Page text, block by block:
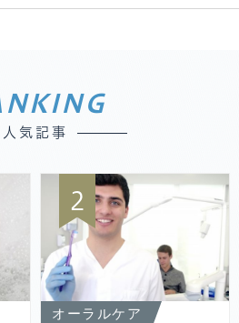
人気記事
2
オーラルケア